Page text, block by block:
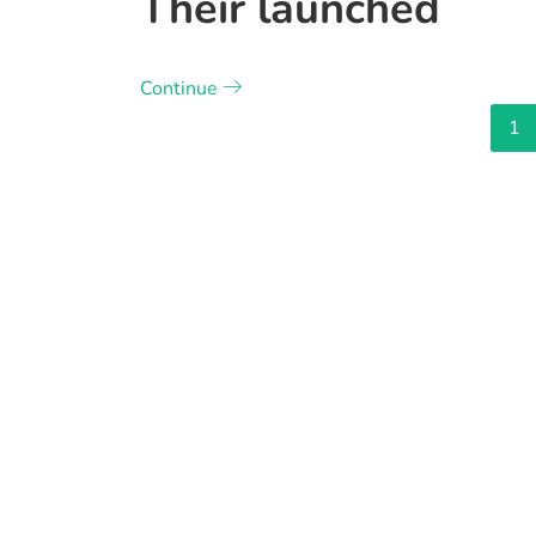
Continue
1